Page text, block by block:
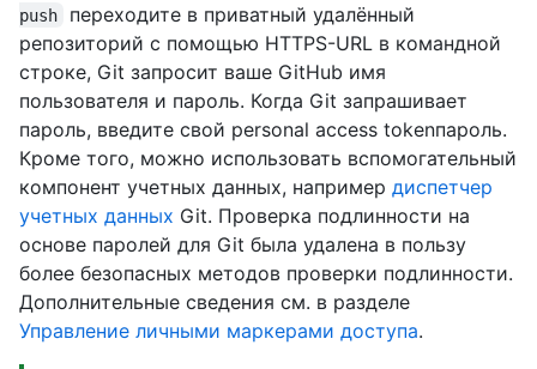
push
переходите в приватный удалённый
репозиторий с помощью HTTPS-URL в командной
строке, Git запросит ваше GitHub имя
пользователя и пароль. Когда Git запрашивает
пароль, введите свой personal access tokenпароль.
Кроме того, можно использовать вспомогательный
компонент учетных данных, например диспетчер
учетных данных Git. Проверка подлинности на
основе паролей для Git была удалена в пользу
более безопасных методов проверки подлинности.
Дополнительные сведения см. в разделе
Управление личными маркерами доступа.